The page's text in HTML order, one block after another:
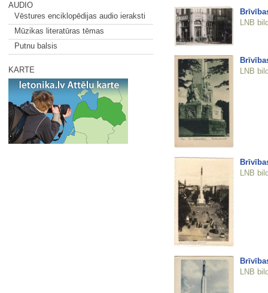
AUDIO
Vēstures enciklopēdijas audio ieraksti
Mūzikas literatūras tēmas
Putnu balsis
KARTE
LNB
LNB
LNB
LNB